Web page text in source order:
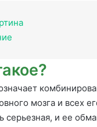
мозга и всех
серьезная, и ее